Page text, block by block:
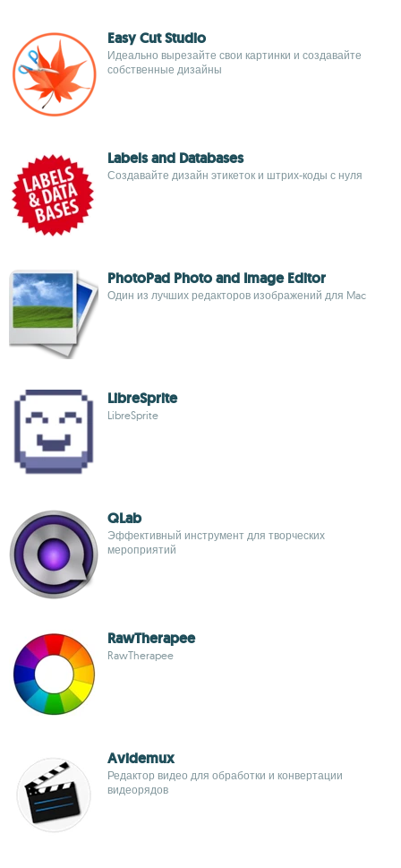
Easy Cut Studio
Идеально вырезайте свои картинки и создавайте
собственные дизайны
Labels and Databases
Создавайте дизайн этикеток и штрих-коды с нуля
PhotoPad Photo and Image Editor
Один из лучших редакторов изображений для Mac
LibreSprite
LibreSprite
QLab
Эффективный инструмент для творческих
мероприятий
RawTherapee
RawTherapee
Avidemux
Редактор видео для обработки и конвертации
видеорядов